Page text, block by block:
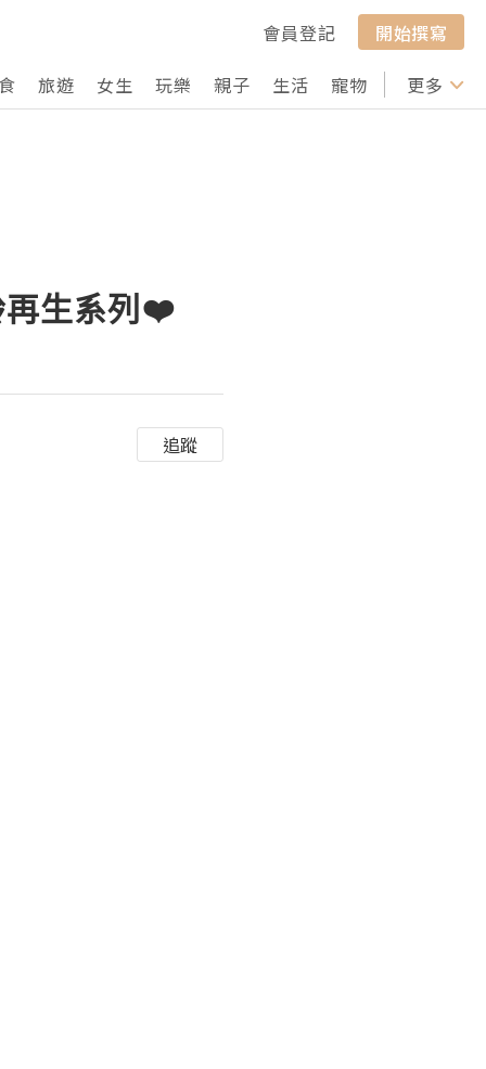
會員登記
開始撰寫
旅遊 女生 玩樂 親子 生活 寵物 行山 打卡
更多
再生系列❤️
追蹤